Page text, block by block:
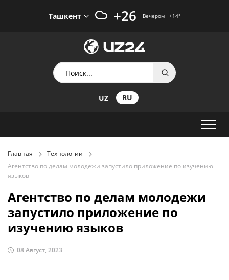
Ташкент +26 Вечером +14°
UZ RU
Главная
Технологии
Агентство по делам молодежи запустило приложение по изучению
языков
Агентство по делам молодежи
запустило приложение по
изучению языков
08 Август, 2023